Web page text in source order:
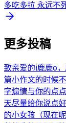
多吃多拉 永远不
更多投稿
致亲爱的i鹿鹿o
篇小作文的时候
字煽情与你的点
天尽量给你说点
的小女孩（现在